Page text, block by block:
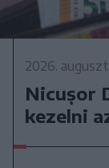
2026.
Nicușor
kezelni